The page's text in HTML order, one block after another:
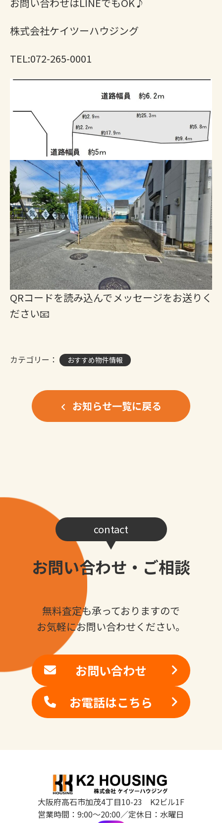
株式会社ケイツーハウジング
TEL:072-265-0001
QRコードを読み込んでメッセージをお送りく
ださい📧
カテゴリー： おすすめ物件情報
お知らせ一覧に戻る
contact
お問い合わせ・ご相談
無料査定も承っておりますので
お気軽にお問い合わせください。
お問い合わせ
お電話はこちら
大阪府高石市加茂4丁目10-23 K2ビル1F
営業時間：9:00～20:00／定休日：水曜日